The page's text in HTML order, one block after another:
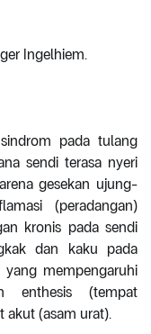
Ingelhiem.
pada tulang
sendi terasa nyeri
gesekan ujung-
(peradangan)
kronis pada sendi
dan kaku pada
yang mempengaruhi
enthesis (tempat
akut (asam urat).